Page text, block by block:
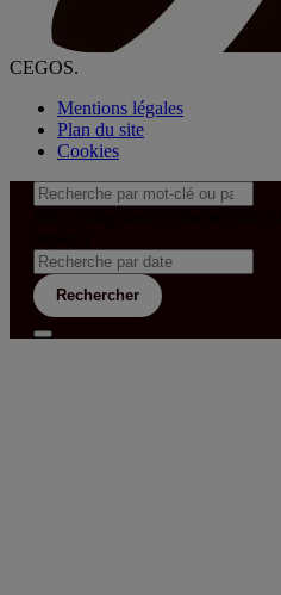
CEGOS.
Mentions légales
Plan du site
Cookies
Rechercher